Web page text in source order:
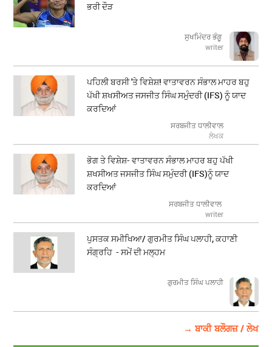
ਭਰੀ ਦੌੜ
ਸੁਖਮਿੰਦਰ ਭੰਗੂ
writer
ਪਹਿਲੀ ਬਰਸੀ 'ਤੇ ਵਿਸ਼ੇਸ਼! ਵਾਤਾਵਰਨ ਸੰਭਾਲ ਮਾਹਰ ਬਹੁ
ਪੱਖੀ ਸ਼ਖਸੀਅਤ ਜਸਜੀਤ ਸਿੰਘ ਸਮੁੰਦਰੀ (IFS) ਨੂੰ ਯਾਦ
ਕਰਦਿਆਂ
ਸਰਬਜੀਤ ਧਾਲੀਵਾਲ
ਲੇਖਕ
ਭੋਗ ਤੇ ਵਿਸ਼ੇਸ਼- ਵਾਤਾਵਰਨ ਸੰਭਾਲ ਮਾਹਰ ਬਹੁ ਪੱਖੀ
ਸ਼ਖਸੀਅਤ ਜਸਜੀਤ ਸਿੰਘ ਸਮੁੰਦਰੀ (IFS)ਨੂੰ ਯਾਦ
ਕਰਦਿਆਂ
ਸਰਬਜੀਤ ਧਾਲੀਵਾਲ
writer
ਪੁਸਤਕ ਸਮੀਖਿਆ/ ਗੁਰਮੀਤ ਸਿੰਘ ਪਲਾਹੀ, ਕਹਾਣੀ
ਸੰਗ੍ਰਹਿ - ਸਮੇਂ ਦੀ ਮਲ੍ਹਮ
ਗੁਰਮੀਤ ਸਿੰਘ ਪਲਾਹੀ
→ ਬਾਕੀ ਬਲੌਗਜ਼ / ਲੇਖ